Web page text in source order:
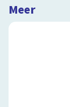
Meer